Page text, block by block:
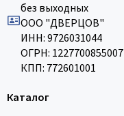
без выходных
ООО "ДВЕРЦОВ"
ИНН: 9726031044
ОГРН: 1227700855007
КПП: 772601001
Каталог